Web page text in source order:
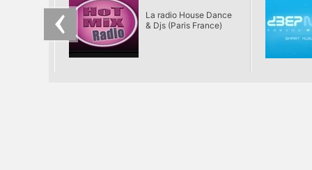
La radio House Dance
& Djs (Paris France)